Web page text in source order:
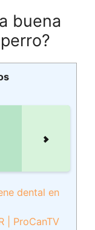
buena
dental en
| ProCanTV